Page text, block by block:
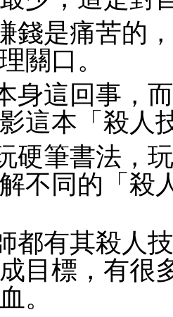
錢是痛苦的
關口。
身這回事，
這本「殺人
硬筆書法，
不同的「殺
都有其殺人
目標，有很
。